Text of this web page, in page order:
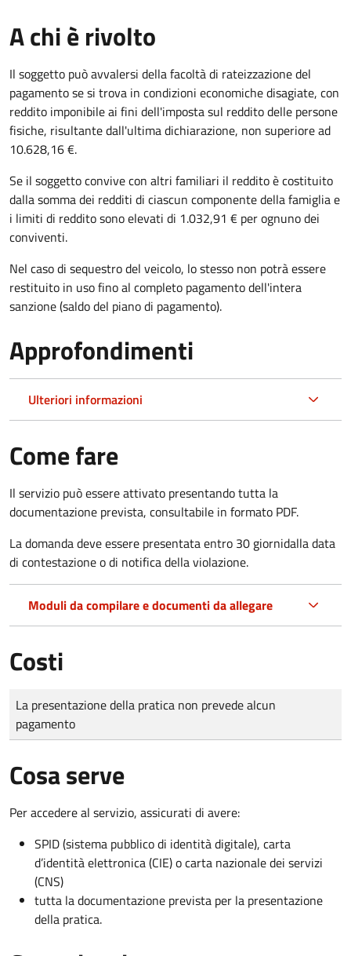
A chi è rivolto
Il soggetto può avvalersi della facoltà di rateizzazione del
pagamento se si trova in condizioni economiche disagiate, con
reddito imponibile ai fini dell'imposta sul reddito delle persone
fisiche, risultante dall'ultima dichiarazione, non superiore ad
10.628,16 €.
Se il soggetto convive con altri familiari il reddito è costituito
dalla somma dei redditi di ciascun componente della famiglia e
i limiti di reddito sono elevati di 1.032,91 € per ognuno dei
conviventi.
Nel caso di sequestro del veicolo, lo stesso non potrà essere
restituito in uso fino al completo pagamento dell'intera
sanzione (saldo del piano di pagamento).
Approfondimenti
Ulteriori informazioni
Come fare
Il servizio può essere attivato presentando tutta la
documentazione prevista, consultabile in formato PDF.
La domanda deve essere presentata entro 30 giornidalla data
di contestazione o di notifica della violazione.
Moduli da compilare e documenti da allegare
Costi
Tipo di pagamento
Importo
La presentazione della pratica non prevede alcun
pagamento
Cosa serve
Per accedere al servizio, assicurati di avere:
SPID (sistema pubblico di identità digitale), carta
d’identità elettronica (CIE) o carta nazionale dei servizi
(CNS)
tutta la documentazione prevista per la presentazione
della pratica.